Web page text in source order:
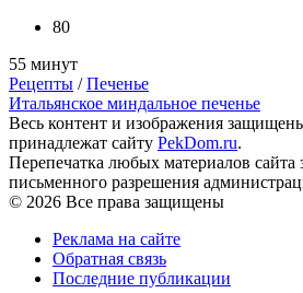
80
55 минут
Рецепты /Печенье
Итальянское миндальное печенье
Весь контент и изображения
принадлежат сайту PekDom.ru.
Перепечатка любых материалов сайта
письменного разрешения
© 2026 Все права защищены
Реклама на сайте
Обратная связь
Последние публикации